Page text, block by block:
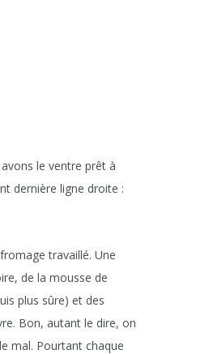
le ventre prêt à
dernière ligne droite :
travaillé. Une
de la mousse de
plus sûre) et des
Bon, autant le dire, on
mal. Pourtant chaque